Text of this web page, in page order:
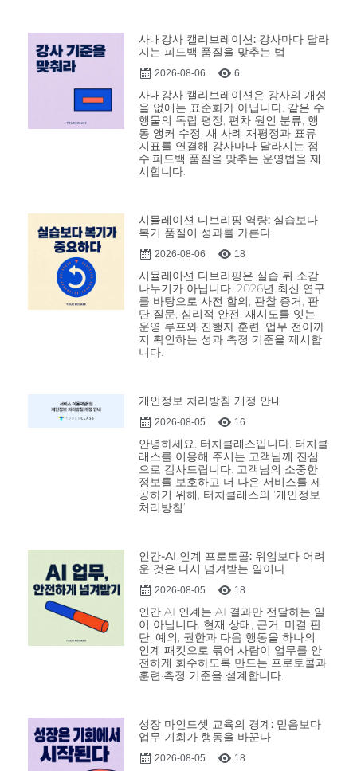
사내강사 캘리브레이션: 강사마다 달라
지는 피드백 품질을 맞추는 법
2026-08-06 6
사내강사 캘리브레이션은 강사의 개성
을 없애는 표준화가 아닙니다. 같은 수
행물의 독립 평정, 편차 원인 분류, 행
동 앵커 수정, 새 사례 재평정과 표류
지표를 연결해 강사마다 달라지는 점
수·피드백 품질을 맞추는 운영법을 제
시합니다.
시뮬레이션 디브리핑 역량: 실습보다
복기 품질이 성과를 가른다
2026-08-06 18
시뮬레이션 디브리핑은 실습 뒤 소감
나누기가 아닙니다. 2026년 최신 연구
를 바탕으로 사전 합의, 관찰 증거, 판
단 질문, 심리적 안전, 재시도를 잇는
운영 루프와 진행자 훈련, 업무 전이까
지 확인하는 성과 측정 기준을 제시합
니다.
개인정보 처리방침 개정 안내
2026-08-05 16
안녕하세요. 터치클래스입니다. 터치클
래스를 이용해 주시는 고객님께 진심
으로 감사드립니다. 고객님의 소중한
정보를 보호하고 더 나은 서비스를 제
공하기 위해, 터치클래스의 ‘개인정보
처리방침’
인간-AI 인계 프로토콜: 위임보다 어려
운 것은 다시 넘겨받는 일이다
2026-08-05 18
인간 AI 인계는 AI 결과만 전달하는 일
이 아닙니다. 현재 상태, 근거, 미결 판
단, 예외, 권한과 다음 행동을 하나의
인계 패킷으로 묶어 사람이 업무를 안
전하게 회수하도록 만드는 프로토콜과
훈련·측정 기준을 설계합니다.
성장 마인드셋 교육의 경계: 믿음보다
업무 기회가 행동을 바꾼다
2026-08-05 18